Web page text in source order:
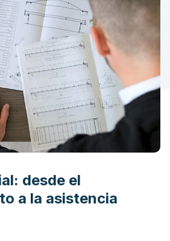
desde el
a la asistencia